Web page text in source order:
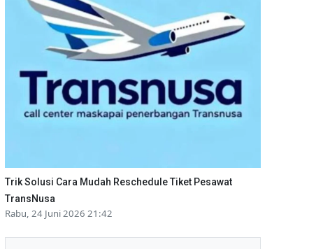
Trik Solusi Cara Mudah Reschedule Tiket Pesawat
TransNusa
Rabu, 24 Juni 2026 21:42